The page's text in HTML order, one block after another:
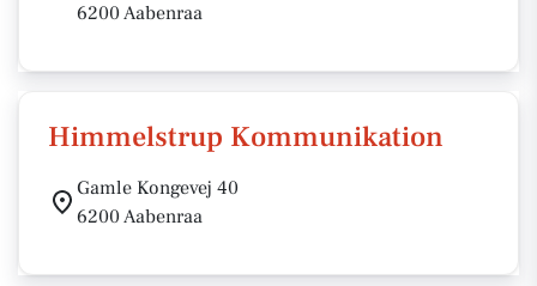
6200 Aabenraa
Himmelstrup Kommunikation
Gamle Kongevej 40
6200 Aabenraa